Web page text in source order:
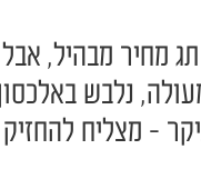
מחיר מבהיל,
נלבש
- מצליח